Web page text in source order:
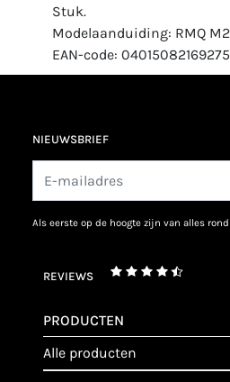
Stuk.
Modelaanduiding: RMQ
EAN-code:
NIEUWSBRIEF
als eerste op de hoogte zijn van alles
REVIEWS
PRODUCTEN
alle producten